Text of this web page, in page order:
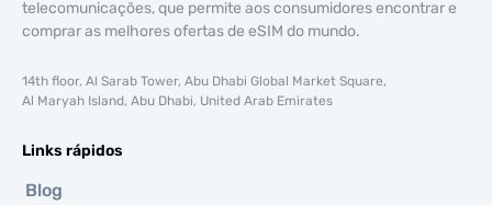
telecomunicações, que permite aos consumidores encontrar e
comprar as melhores ofertas de eSIM do mundo.
14th floor, Al Sarab Tower, Abu Dhabi Global Market Square,
Al Maryah Island, Abu Dhabi, United Arab Emirates
Links rápidos
Blog